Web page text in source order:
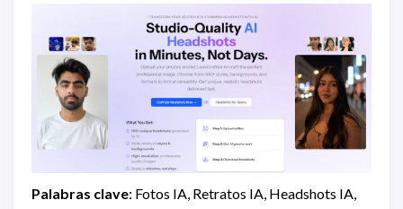
Palabras clave: Fotos IA, Retratos IA, Headshots IA,